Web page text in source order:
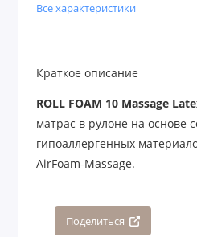
Все характеристики
Краткое описание
ROLL FOAM 10 Massage
матрас в рулоне на основе
гипоаллергенных
AirFoam-Massage.
Поделиться